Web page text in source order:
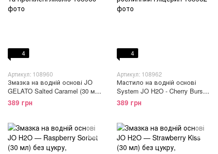
4
Артикул: 108960
Змазка на водній основі JO
GELATO Salted Caramel (30 мл)
без цукру, парабенів та
пропіленгліколю
389 грн
4
Артикул: 108962
Мастило на водній основі
System JO H2O - Cherry Burst
(30 мл) без цукру, рослинний
гліцерин
389 грн